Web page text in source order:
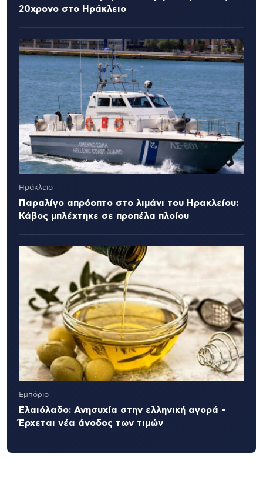
20χρονο στο Ηράκλειο
Ηράκλειο
Παραλίγο απρόοπτο στο λιμάνι του Ηρακλείου:
Κάβος μπλέχτηκε σε προπέλα πλοίου
Εμπόριο
Ελαιόλαδο: Ανησυχία στην ελληνική αγορά -
Έρχεται νέα άνοδος των τιμών